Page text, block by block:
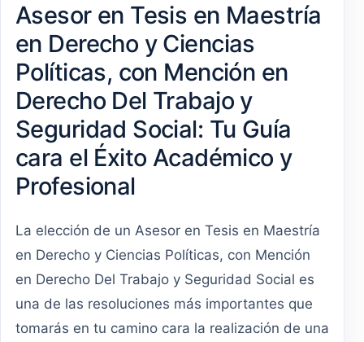
Asesor en Tesis en Maestría
en Derecho y Ciencias
Políticas, con Mención en
Derecho Del Trabajo y
Seguridad Social: Tu Guía
cara el Éxito Académico y
Profesional
La elección de un Asesor en Tesis en Maestría
en Derecho y Ciencias Políticas, con Mención
en Derecho Del Trabajo y Seguridad Social es
una de las resoluciones más importantes que
tomarás en tu camino cara la realización de una